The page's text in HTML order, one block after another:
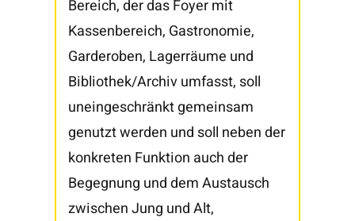
Bereich, der das Foyer mit
Kassenbereich, Gastronomie,
Garderoben, Lagerräume und
Bibliothek/Archiv umfasst, soll
uneingeschränkt gemeinsam
genutzt werden und soll neben der
konkreten Funktion auch der
Begegnung und dem Austausch
zwischen Jung und Alt,